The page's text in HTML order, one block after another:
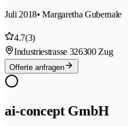
Juli 2018• Margaretha Gubernale
4.7(3)
Industriestrasse 326300 Zug
Offerte anfragen
ai-concept GmbH